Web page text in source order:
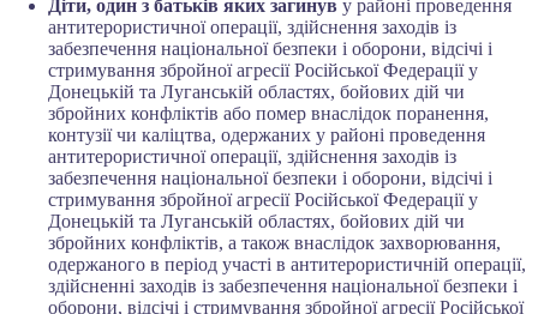
Діти, один з батьків яких загинув у районі проведення
антитерористичної операції, здійснення заходів із
забезпечення національної безпеки і оборони, відсічі і
стримування збройної агресії Російської Федерації у
Донецькій та Луганській областях, бойових дій чи
збройних конфліктів або помер внаслідок поранення,
контузії чи каліцтва, одержаних у районі проведення
антитерористичної операції, здійснення заходів із
забезпечення національної безпеки і оборони, відсічі і
стримування збройної агресії Російської Федерації у
Донецькій та Луганській областях, бойових дій чи
збройних конфліктів, а також внаслідок захворювання,
одержаного в період участі в антитерористичній операції,
здійсненні заходів із забезпечення національної безпеки і
оборони, відсічі і стримування збройної агресії Російської